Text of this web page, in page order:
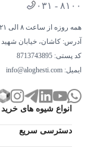
۰۳۱ - ۸۱۰۰
همه روزه از ساعت ۸ الی ۲۱
آدرس: کاشان، خیابان شهید
کد پستی: 8713743895
ایمیل: info@aloghesti.com
انواع شیوه های
دسترسی سریع